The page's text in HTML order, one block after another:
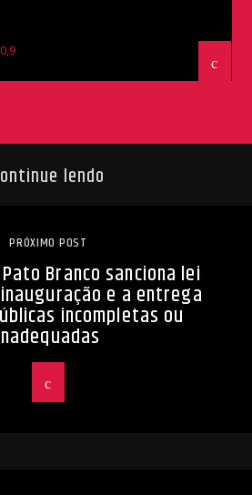
lendo
PRÓXIMO POST
Branco sanciona lei
e a entrega
incompletas ou